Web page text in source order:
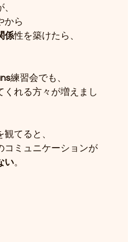
から
係性を築けたら、
練習会でも、
くれる方々が増えまし
観てると、
コミュニケーションが
い。